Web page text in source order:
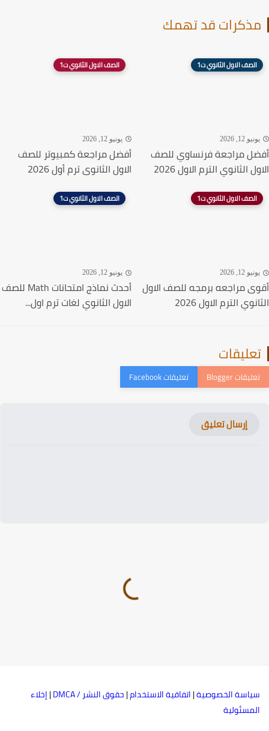
قد تهمك
الصف الاول الثانوي ت1
12, 2026
مراجعة فرنساوي للصف
الثانوي الترم الاول 2026
الصف الاول الثانوي ت1
يونيو 12, 2026
أفضل مراجعة كمبيوتر للصف
الاول الثانوى ترم أول 2026
الصف الاول الثانوي ت1
12, 2026
مراجعه برمجه للصف الاول
الترم الاول 2026
الصف الاول الثانوي ت1
يونيو 12, 2026
أحدث نماذج امتحانات Math للصف
الاول الثانوي لغات ترم اول...
إرسال تعليق
الخصوصية|اتفاقية الاستخدام|حقوق النشر / DMCA |إخلاء